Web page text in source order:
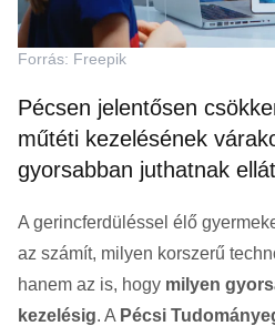
Forrás: Freepik
Pécsen jelentősen
műtéti kezelésének
gyorsabban juthatnak
A gerincferdüléssel élő
az számít, milyen korszerű
hanem az is, hogy milyen
kezelésig. A Pécsi